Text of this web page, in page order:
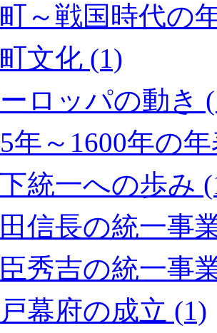
～戦国時代の
文化 (1)
ロッパの動き
年～1600年の
統一への歩み
信長の統一事
秀吉の統一事
幕府の成立 (1)